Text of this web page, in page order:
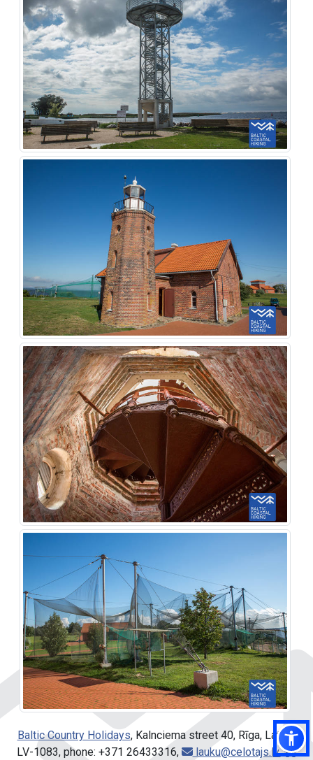
Baltic Country Holidays, Kalnciema street 40, Rīga, Latvia,
LV-1083, phone: +371 26433316,
lauku@celotajs.lv,